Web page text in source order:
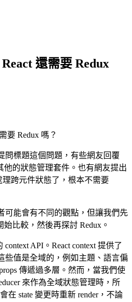
還需要 Redux
要 Redux 嗎？
問標題這個問題，有些網友回覆
他的狀態管理套件。也有網友提出
理跨元件狀態了，根本不需要
可能會有不同的觀點，但讓我們先
始比較，然後再探討 Redux。
API。React context 提供了
些值是全域的，例如主題、語言偏
傳遞過多層。然而，當我們使
來作為全域狀態管理時，所
在 state 變更時重新 render，不論